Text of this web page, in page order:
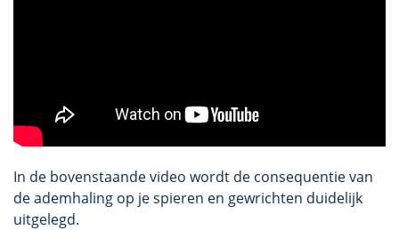
In de bovenstaande video wordt de consequentie van
de ademhaling op je spieren en gewrichten duidelijk
uitgelegd.